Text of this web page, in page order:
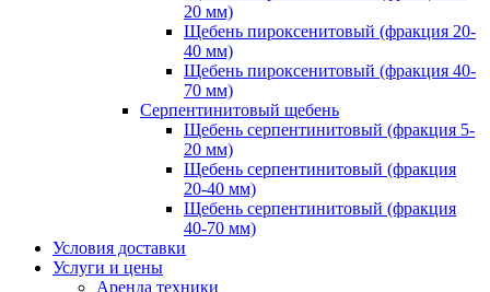
20 мм)
Щебень пироксенитовый (фракция 20-
40 мм)
Щебень пироксенитовый (фракция 40-
70 мм)
Серпентинитовый щебень
Щебень серпентинитовый (фракция 5-
20 мм)
Щебень серпентинитовый (фракция
20-40 мм)
Щебень серпентинитовый (фракция
40-70 мм)
Условия доставки
Услуги и цены
Аренда техники